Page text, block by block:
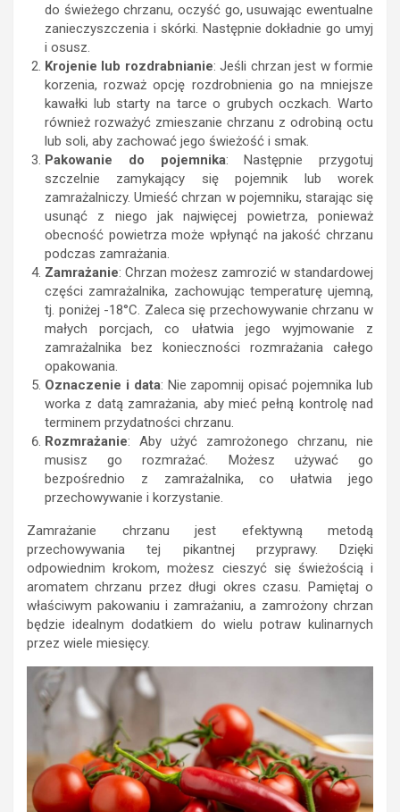
do świeżego chrzanu, oczyść go, usuwając ewentualne
zanieczyszczenia i skórki. Następnie dokładnie go umyj
i osusz.
Krojenie lub rozdrabnianie: Jeśli chrzan jest w formie
korzenia, rozważ opcję rozdrobnienia go na mniejsze
kawałki lub starty na tarce o grubych oczkach. Warto
również rozważyć zmieszanie chrzanu z odrobiną octu
lub soli, aby zachować jego świeżość i smak.
Pakowanie do pojemnika: Następnie przygotuj
szczelnie zamykający się pojemnik lub worek
zamrażalniczy. Umieść chrzan w pojemniku, starając się
usunąć z niego jak najwięcej powietrza, ponieważ
obecność powietrza może wpłynąć na jakość chrzanu
podczas zamrażania.
Zamrażanie: Chrzan możesz zamrozić w standardowej
części zamrażalnika, zachowując temperaturę ujemną,
tj. poniżej -18°C. Zaleca się przechowywanie chrzanu w
małych porcjach, co ułatwia jego wyjmowanie z
zamrażalnika bez konieczności rozmrażania całego
opakowania.
Oznaczenie i data: Nie zapomnij opisać pojemnika lub
worka z datą zamrażania, aby mieć pełną kontrolę nad
terminem przydatności chrzanu.
Rozmrażanie: Aby użyć zamrożonego chrzanu, nie
musisz go rozmrażać. Możesz używać go
bezpośrednio z zamrażalnika, co ułatwia jego
przechowywanie i korzystanie.
Zamrażanie chrzanu jest efektywną metodą
przechowywania tej pikantnej przyprawy. Dzięki
odpowiednim krokom, możesz cieszyć się świeżością i
aromatem chrzanu przez długi okres czasu. Pamiętaj o
właściwym pakowaniu i zamrażaniu, a zamrożony chrzan
będzie idealnym dodatkiem do wielu potraw kulinarnych
przez wiele miesięcy.